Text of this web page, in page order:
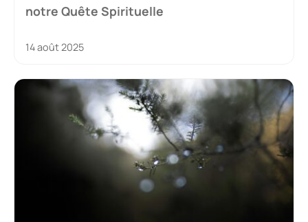
notre Quête Spirituelle
14 août 2025